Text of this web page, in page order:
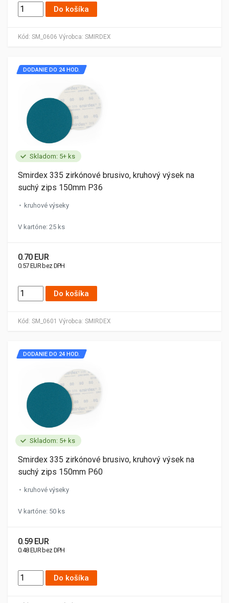
Kód: SM_0606 Výrobca: SMIRDEX
Do košíka
Skladom: 5+ ks
Kód: SM_0601 Výrobca: SMIRDEX
DODANIE DO 24 HOD.
Smirdex 335 zirkónové brusivo, kruhový výsek na
suchý zips 150mm P36
kruhové výseky
V kartóne: 25 ks
0.70 EUR
0.57 EUR bez DPH
Do košíka
Skladom: 5+ ks
DODANIE DO 24 HOD.
Smirdex 335 zirkónové brusivo, kruhový výsek na
suchý zips 150mm P60
kruhové výseky
V kartóne: 50 ks
0.59 EUR
0.48 EUR bez DPH
Do košíka